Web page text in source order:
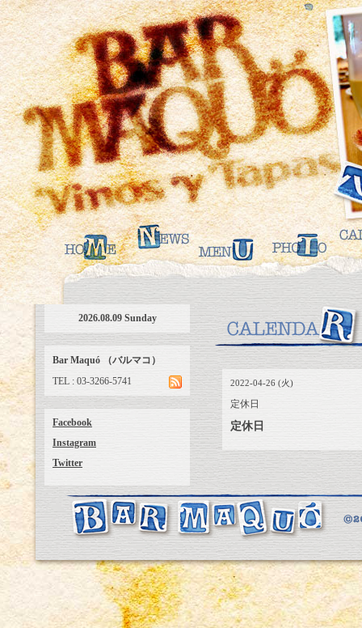
2022-04-26 (火)
定休日
定休日
2026.08.09 Sunday
Bar Maquó （バルマコ）
TEL : 03-3266-5741
Facebook
Instagram
Twitter